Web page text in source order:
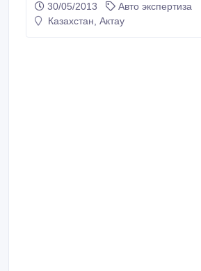
30/05/2013
Авто экспертиза
Казахстан, Актау